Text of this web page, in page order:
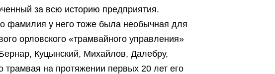
за всю историю предприятия.
фамилия у него тоже была необычная для
орловского «трамвайного управления»
Куцынский, Михайлов, Далебру,
на протяжении первых 20 лет его